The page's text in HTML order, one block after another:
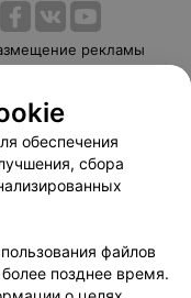
рекламы
Способы оплаты
103.by
данных
обеспечения
сбора
файлов
позднее время.